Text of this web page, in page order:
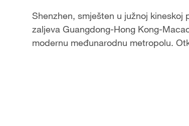
y
V
Shenzhen, smješten u južnoj kineskoj
zaljeva Guangdong-Hong Kong-
modernu međunarodnu metropolu.